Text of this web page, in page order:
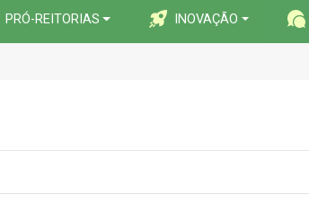
PRÓ-REITORIAS INOVAÇÃO